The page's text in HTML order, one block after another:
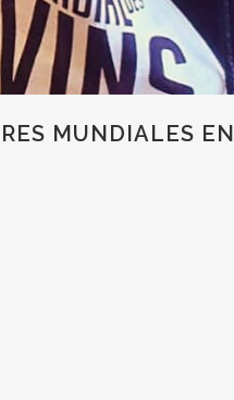
MUNDIALES EN